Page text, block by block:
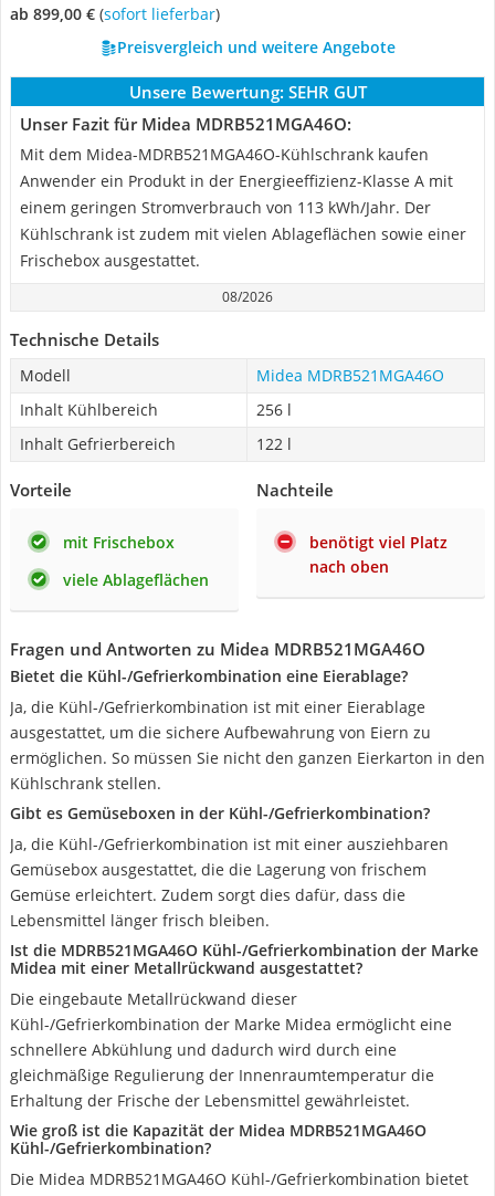
ab 899,00 € ( Sofort lieferbar)
Preisvergleich und weitere Angebote
Unsere Bewertung: SEHR GUT
Unser Fazit für Midea MDRB521MGA46O:
Mit dem Midea-MDRB521MGA46O-Kühlschrank kaufen
Anwender ein Produkt in der Energieeffizienz-Klasse A mit
einem geringen Stromverbrauch von 113 kWh/Jahr. Der
Kühlschrank ist zudem mit vielen Ablageflächen sowie einer
Frischebox ausgestattet.
08/2026
Technische Details
Modell
Midea MDRB521MGA46O
Inhalt Kühlbereich
256 l
Inhalt Gefrierbereich
122 l
Vorteile
mit Frischebox
viele Ablageflächen
Nachteile
benötigt viel Platz
nach oben
Fragen und Antworten zu Midea MDRB521MGA46O
Bietet die Kühl-/Gefrierkombination eine Eierablage?
Ja, die Kühl-/Gefrierkombination ist mit einer Eierablage
ausgestattet, um die sichere Aufbewahrung von Eiern zu
ermöglichen. So müssen Sie nicht den ganzen Eierkarton in den
Kühlschrank stellen.
Gibt es Gemüseboxen in der Kühl-/Gefrierkombination?
Ja, die Kühl-/Gefrierkombination ist mit einer ausziehbaren
Gemüsebox ausgestattet, die die Lagerung von frischem
Gemüse erleichtert. Zudem sorgt dies dafür, dass die
Lebensmittel länger frisch bleiben.
Ist die MDRB521MGA46O Kühl-/Gefrierkombination der Marke
Midea mit einer Metallrückwand ausgestattet?
Die eingebaute Metallrückwand dieser
Kühl-/Gefrierkombination der Marke Midea ermöglicht eine
schnellere Abkühlung und dadurch wird durch eine
gleichmäßige Regulierung der Innenraumtemperatur die
Erhaltung der Frische der Lebensmittel gewährleistet.
Wie groß ist die Kapazität der Midea MDRB521MGA46O
Kühl-/Gefrierkombination?
Die Midea MDRB521MGA46O Kühl-/Gefrierkombination bietet